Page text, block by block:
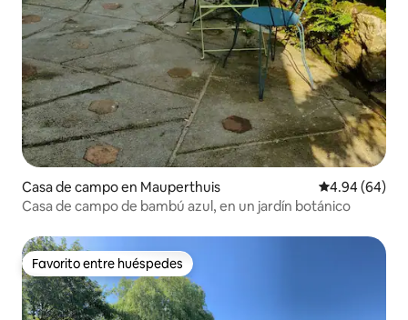
Casa de campo en Mauperthuis Calificación
4.94 (64)
Casa de campo de bambú azul, en un jardín botánico
Favorito entre huéspedes
Favorito entre huéspedes